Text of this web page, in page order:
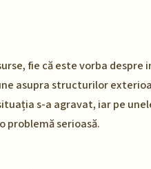
fie că este vorba despre
asupra structurilor
s-a agravat, iar pe
problemă serioasă.